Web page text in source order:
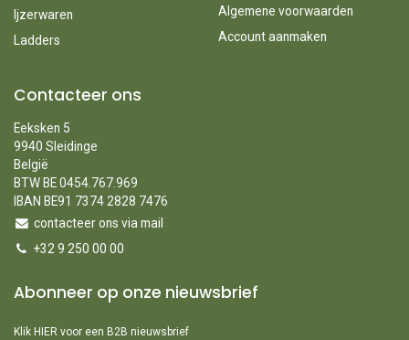
Ijzerwaren
Ladders
Algemene voorwaarden
Account aanmaken
Contacteer ons
Eeksken 5
9940 Sleidinge
België
BTW BE 0454.767.969
IBAN BE91 7374 2828 7476
contacteer ons via mail
+32 9 250 00 00
Abonneer op onze nieuwsbrief
Klik HIER voor een B2B nieuwsbrief